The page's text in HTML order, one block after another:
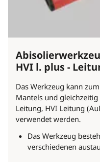
HVI l. plus -
Das Werkzeug kann
Mantels und
Leitung, HVI Leitung
verwendet werden.
Das Werkzeug
verschiedenen